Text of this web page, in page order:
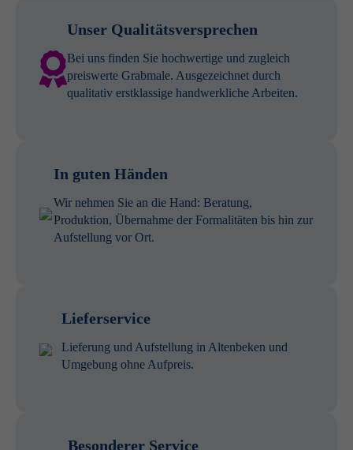
Unser Qualitätsversprechen
Bei uns finden Sie hochwertige und zugleich
preiswerte Grabmale. Ausgezeichnet durch
qualitativ erstklassige handwerkliche Arbeiten.
In guten Händen
Wir nehmen Sie an die Hand: Beratung,
Produktion, Übernahme der Formalitäten bis hin zur
Aufstellung vor Ort.
Lieferservice
Lieferung und Aufstellung in Altenbeken und
Umgebung ohne Aufpreis.
Besonderer Service